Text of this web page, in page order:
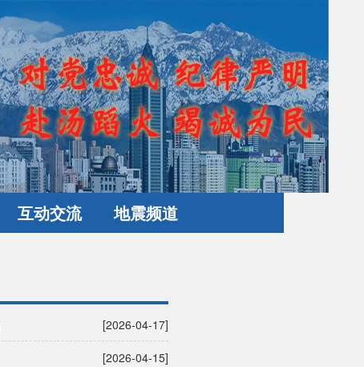
互动交流 地震频道
[2026-04-17]
[2026-04-15]